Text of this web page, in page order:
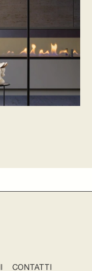
CONTATTI